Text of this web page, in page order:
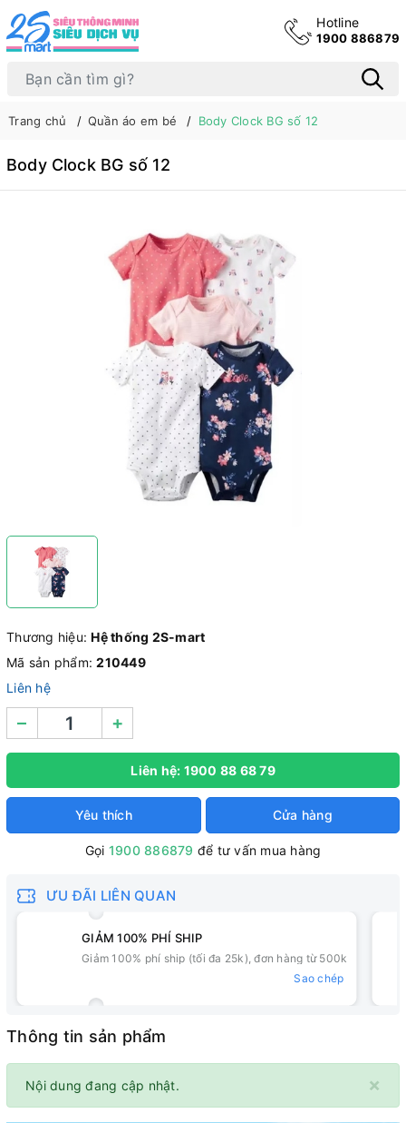
Hotline
1900 886879
Trang chủ Quần áo em bé Body Clock BG số 12
Body Clock BG số 12
Thương hiệu:Hệ thống 2S-mart
Mã sản phẩm:210449
Liên hệ
– +
Liên hệ: 1900 88 68 79
Yêu thích Cửa hàng
Gọi 1900 886879 để tư vấn mua hàng
ƯU ĐÃI LIÊN QUAN
GIẢM 100% PHÍ SHIP
Giảm 100% phí ship (tối đa 25k), đơn hàng từ 500k
Sao chép
Thông tin sản phẩm
×
Nội dung đang cập nhật.